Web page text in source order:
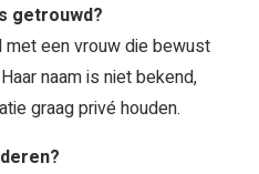
getrouwd?
een vrouw die bewust
naam is niet bekend,
graag privé houden.